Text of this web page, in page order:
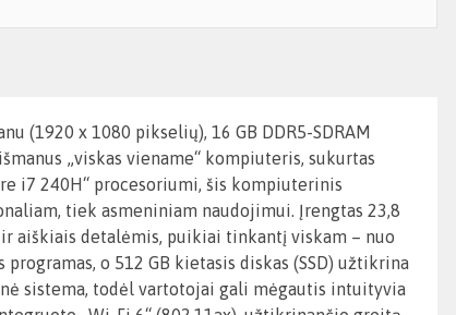
(1920 x 1080 pikselių), 16 GB DDR5-SDRAM
„viskas viename“ kompiuteris, sukurtas
i7 240H“ procesoriumi, šis kompiuterinis
tiek asmeniniam naudojimui. Įrengtas 23,8
aiškiais detalėmis, puikiai tinkantį viskam – nuo
o 512 GB kietasis diskas (SSD) užtikrina
sistema, todėl vartotojai gali mėgautis intuityvia